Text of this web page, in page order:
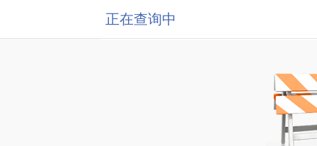
正在查询中